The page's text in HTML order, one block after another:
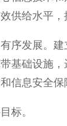
供给水平，
序发展。
基础设施
信息安全保
标。